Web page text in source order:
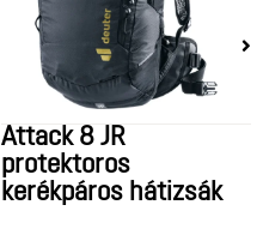
Attack 8 JR
protektoros
kerékpáros hátizsák